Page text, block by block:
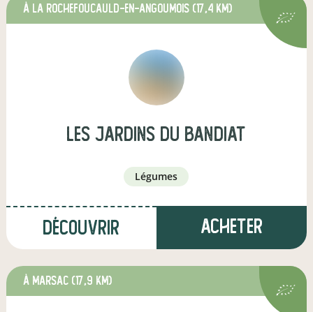
à La Rochefoucauld-en-Angoumois (17,4 km)
Les Jardins du Bandiat
légumes
Découvrir Acheter
à Marsac (17,9 km)